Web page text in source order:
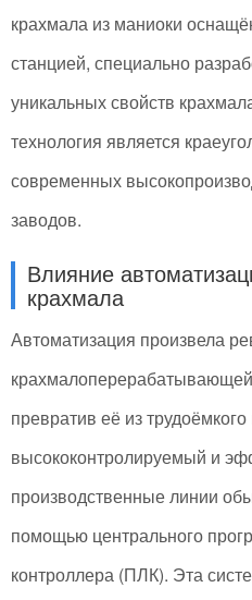
крахмала из маниоки
станцией, специально
уникальных свойств
технология является
современных
заводов.
Влияние
крахмала
Автоматизация произвела
превратив её из
высококонтролируемый и
производственные линии
помощью центрального
контроллера (ПЛК). Эта